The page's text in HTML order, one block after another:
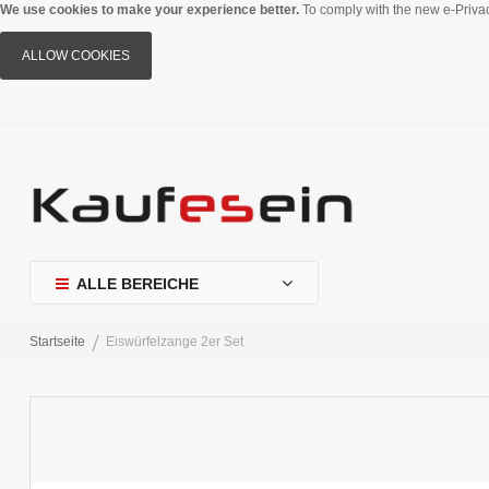
We use cookies to make your experience better. To comply with the new e-
ALLOW COOKIES
ALLE BEREICHE
Startseite Eiswürfelzange 2er Set